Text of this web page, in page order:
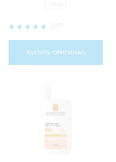
Рейтинг:
(347)
КУПИТЬ ОРИГИНАЛ